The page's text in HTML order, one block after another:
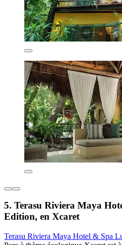
5. Terasu Riviera Maya
Edition, en Xcaret
Terasu Riviera Maya Hotel & Spa